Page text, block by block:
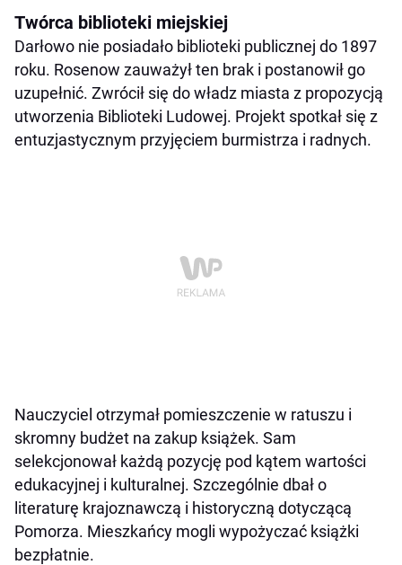
Twórca biblioteki miejskiej
Darłowo nie posiadało biblioteki publicznej do 1897
roku. Rosenow zauważył ten brak i postanowił go
uzupełnić. Zwrócił się do władz miasta z propozycją
utworzenia Biblioteki Ludowej. Projekt spotkał się z
entuzjastycznym przyjęciem burmistrza i radnych.
Nauczyciel otrzymał pomieszczenie w ratuszu i
skromny budżet na zakup książek. Sam
selekcjonował każdą pozycję pod kątem wartości
edukacyjnej i kulturalnej. Szczególnie dbał o
literaturę krajoznawczą i historyczną dotyczącą
Pomorza. Mieszkańcy mogli wypożyczać książki
bezpłatnie.